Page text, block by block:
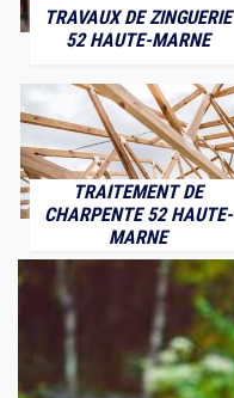
TRAVAUX DE ZINGUERIE
52 HAUTE-MARNE
TRAITEMENT DE
CHARPENTE 52 HAUTE-
MARNE